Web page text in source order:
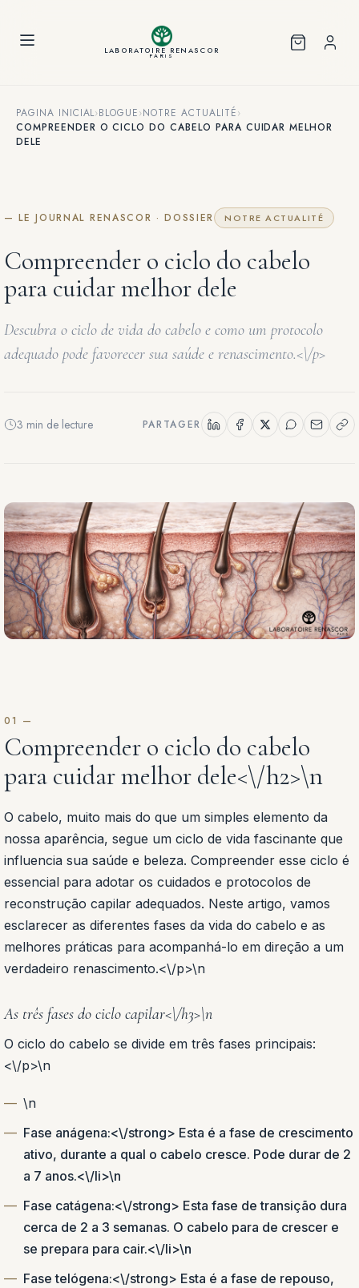
LABORATOIRE RENASCOR
PARIS
PAGINA INICIAL›BLOGUE›NOTRE ACTUALITÉ›
COMPREENDER O CICLO DO CABELO PARA CUIDAR MELHOR
DELE
— LE JOURNAL RENASCOR · DOSSIER NOTRE ACTUALITÉ
Compreender o ciclo do cabelo
para cuidar melhor dele
Descubra o ciclo de vida do cabelo e como um protocolo
adequado pode favorecer sua saúde e renascimento.<\/p>
3 min de lecture PARTAGER
Compreender o ciclo do cabelo
para cuidar melhor dele<\/h2>\n
O cabelo, muito mais do que um simples elemento da
nossa aparência, segue um ciclo de vida fascinante que
influencia sua saúde e beleza. Compreender esse ciclo é
essencial para adotar os cuidados e protocolos de
reconstrução capilar adequados. Neste artigo, vamos
esclarecer as diferentes fases da vida do cabelo e as
melhores práticas para acompanhá-lo em direção a um
verdadeiro renascimento.<\/p>\n
As três fases do ciclo capilar<\/h3>\n
O ciclo do cabelo se divide em três fases principais:
<\/p>\n
\n
Fase anágena:<\/strong> Esta é a fase de crescimento
ativo, durante a qual o cabelo cresce. Pode durar de 2
a 7 anos.<\/li>\n
Fase catágena:<\/strong> Esta fase de transição dura
cerca de 2 a 3 semanas. O cabelo para de crescer e
se prepara para cair.<\/li>\n
Fase telógena:<\/strong> Esta é a fase de repouso,